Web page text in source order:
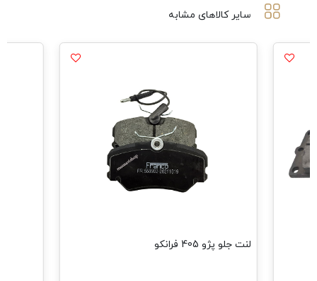
سایر کالاهای مشابه
لنت جلو پژو 405 فرانکو